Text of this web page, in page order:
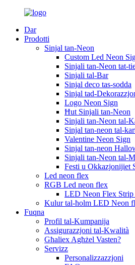
Dar
Prodotti
Sinjal tan-Neon
Custom Led Neon
Sinjali tan-Neon tat-
Sinjali tal-Bar
Sinjal deco tas-sodda
Sinjal tad-
Logo Neon Sign
Ħut Sinjali tan-Neon
Sinjali tan-Neon tal-
Sinjal tan-neon tal-
Valentine Neon Sign
Sinjal tan-neon
Sinjali tan-Neon tal-
Festi u Okkazjonijiet
Led neon flex
RGB Led neon flex
LED Neon Flex
Kulur tal-ħolm LED Neon
Fuqna
Profil tal-Kumpanija
Assigurazzjoni tal-Kwalità
Għaliex Agħżel Vasten?
Servizz
Personalizzazzjoni